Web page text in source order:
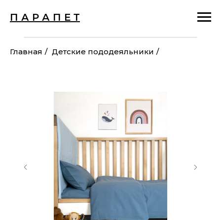
П А Р А П Е Т
Главная / Детские пододеяльники /